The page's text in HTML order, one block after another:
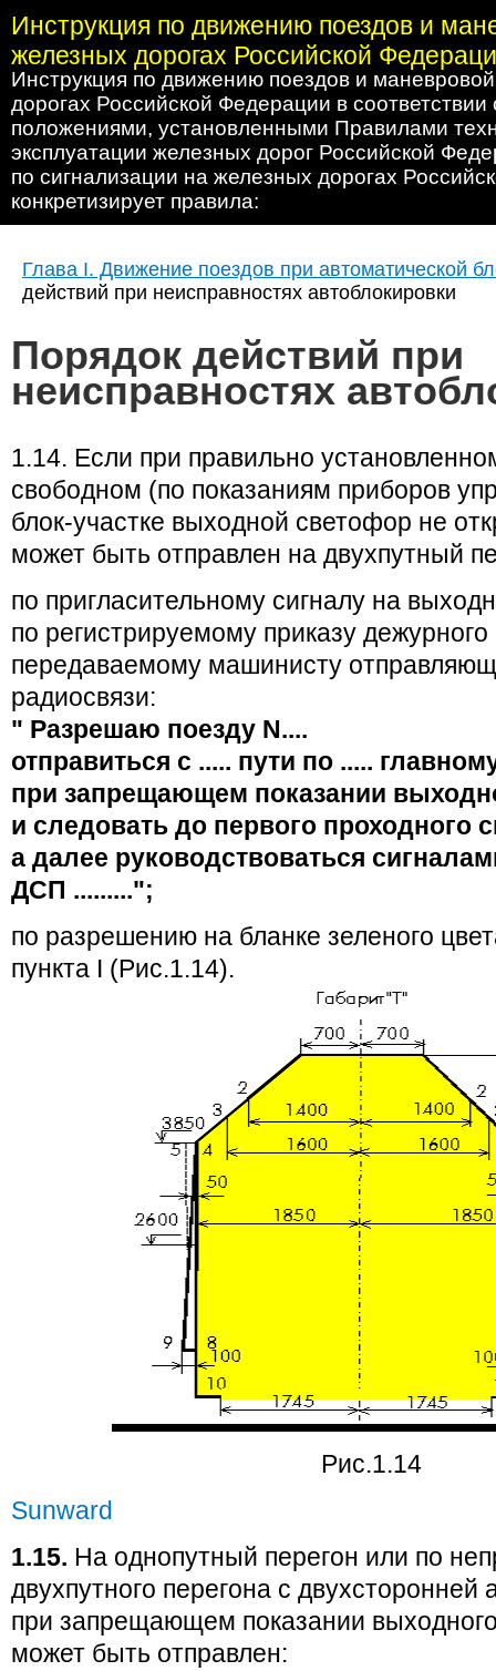
Инструкция по движению поездов и
железных дорогах Российской
Инструкция по движению поездов и
дорогах Российской Федерации в
положениями, установленными Правилами
эксплуатации железных дорог Российской
по сигнализации на железных дорогах
конкретизирует правила:
Глава I. Движение поездов при автоматической
действий при неисправностях автоблокировки
Порядок действий при
неисправностях
1.14. Если при правильно
свободном (по показаниям приборов
блок-участке выходной светофор не
может быть отправлен на двухпутный
по пригласительному сигналу на
по регистрируемому приказу
передаваемому машинисту
радиосвязи:
" Разрешаю поезду N....
отправиться с ..... пути по .....
при запрещающем показании
и следовать до первого проходного
а далее руководствоваться
ДСП .........";
по разрешению на бланке зеленого
пункта I (Рис.1.14).
Рис.1.14
Sunward
1.15. На однопутный перегон или по
двухпутного перегона с двухсторонней
при запрещающем показании
может быть отправлен: